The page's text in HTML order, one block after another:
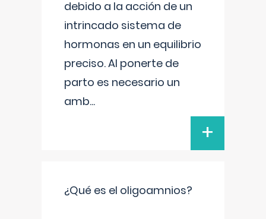
debido a la acción de un
intrincado sistema de
hormonas en un equilibrio
preciso. Al ponerte de
parto es necesario un
amb...
+
¿Qué es el oligoamnios?